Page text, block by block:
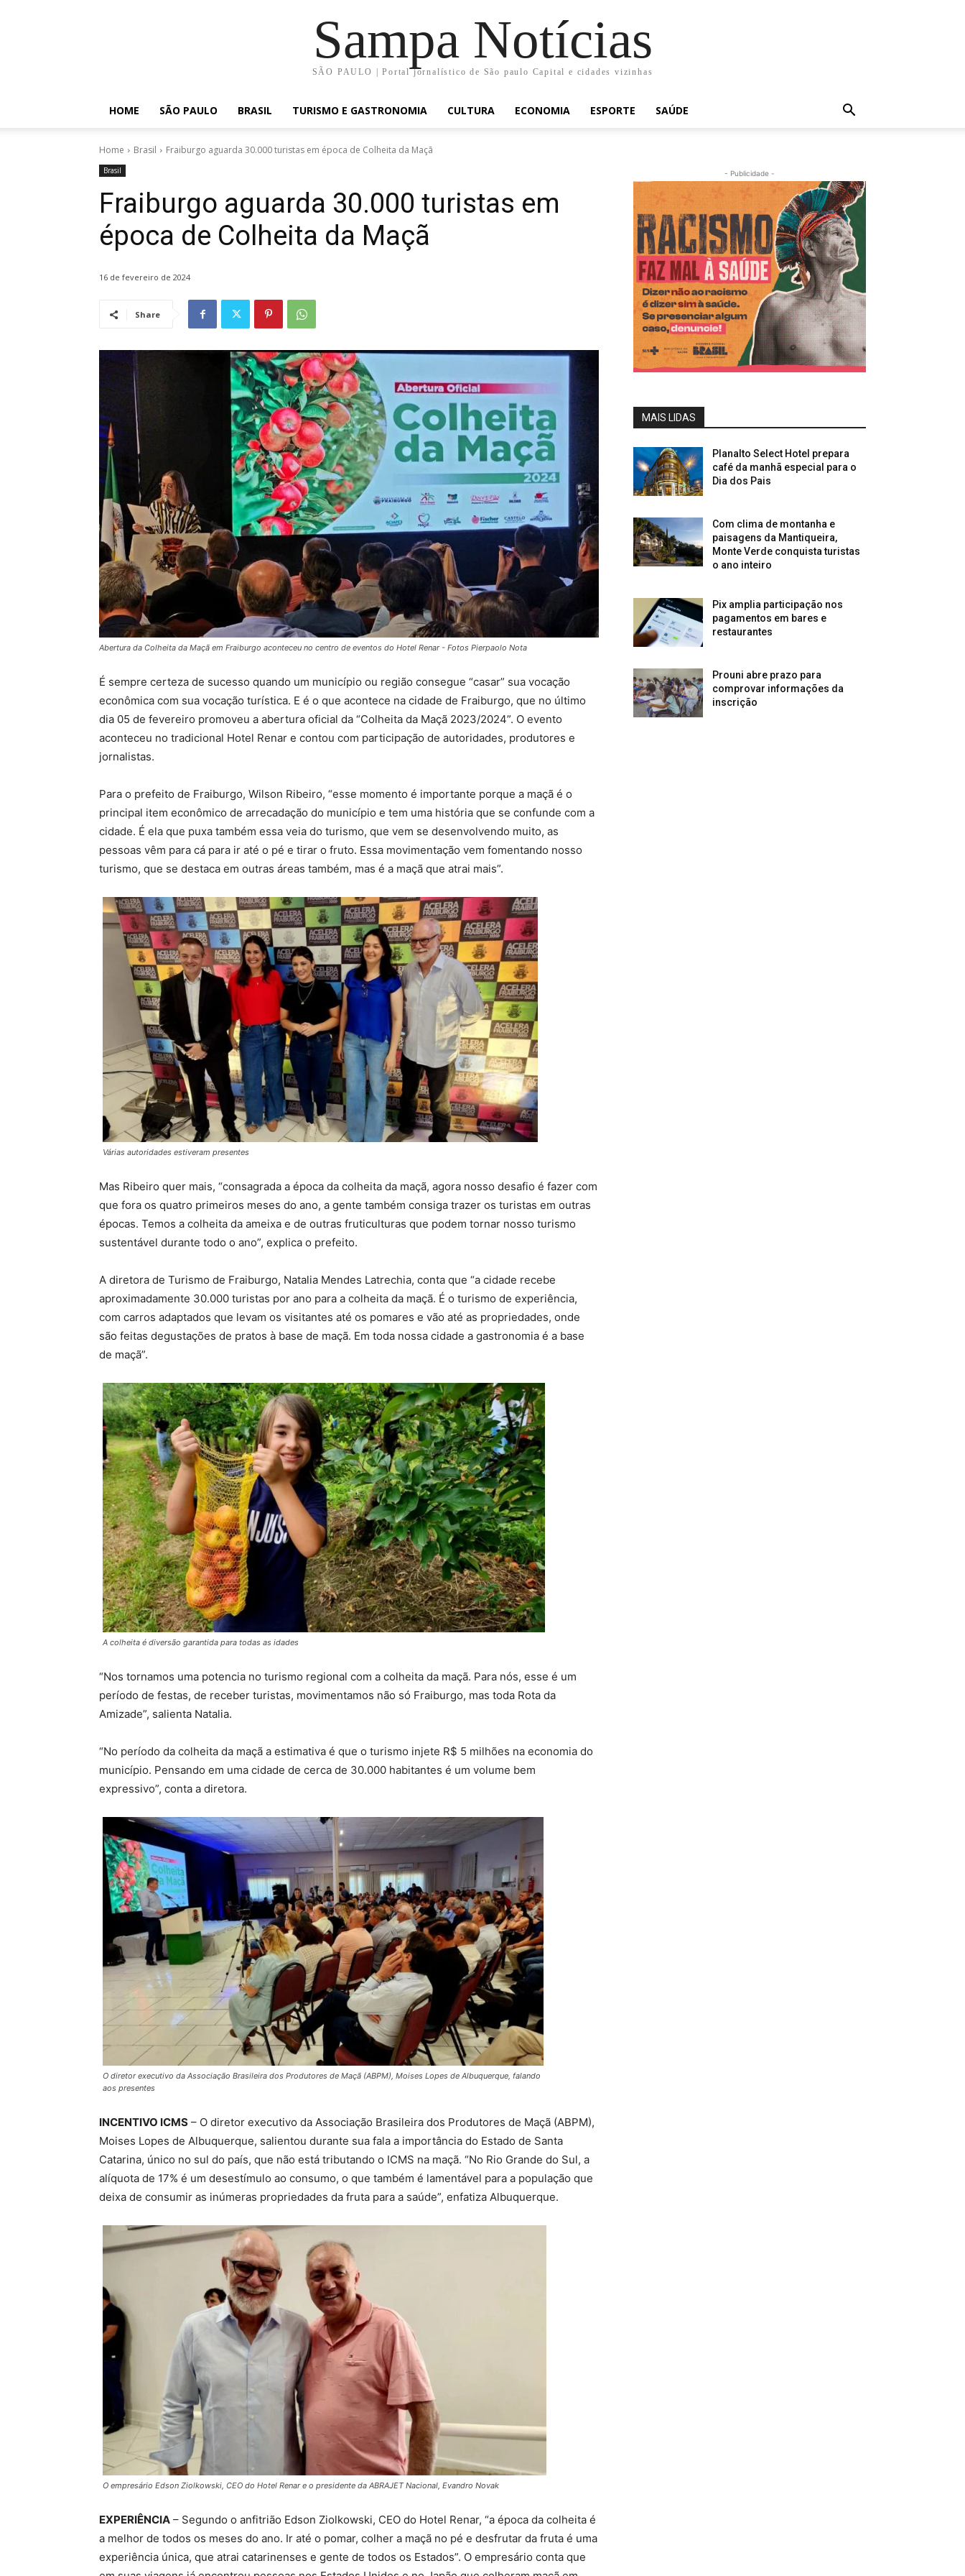
Sampa Notícias
SÃO PAULO | Portal jornalístico de São paulo Capital e cidades vizinhas
HOME SÃO PAULO BRASIL TURISMO E GASTRONOMIA CULTURA ECONOMIA ESPORTE SAÚDE
Home Brasil Fraiburgo aguarda 30.000 turistas em época de Colheita da Maçã
Brasil
Fraiburgo aguarda 30.000 turistas em
época de Colheita da Maçã
16 de fevereiro de 2024
Share
Abertura da Colheita da Maçã em Fraiburgo aconteceu no centro de eventos do Hotel Renar - Fotos Pierpaolo Nota
É sempre certeza de sucesso quando um município ou região consegue “casar” sua vocação
econômica com sua vocação turística. E é o que acontece na cidade de Fraiburgo, que no último
dia 05 de fevereiro promoveu a abertura oficial da “Colheita da Maçã 2023/2024”. O evento
aconteceu no tradicional Hotel Renar e contou com participação de autoridades, produtores e
jornalistas.
Para o prefeito de Fraiburgo, Wilson Ribeiro, “esse momento é importante porque a maçã é o
principal item econômico de arrecadação do município e tem uma história que se confunde com a
cidade. É ela que puxa também essa veia do turismo, que vem se desenvolvendo muito, as
pessoas vêm para cá para ir até o pé e tirar o fruto. Essa movimentação vem fomentando nosso
turismo, que se destaca em outras áreas também, mas é a maçã que atrai mais”.
Várias autoridades estiveram presentes
Mas Ribeiro quer mais, “consagrada a época da colheita da maçã, agora nosso desafio é fazer com
que fora os quatro primeiros meses do ano, a gente também consiga trazer os turistas em outras
épocas. Temos a colheita da ameixa e de outras fruticulturas que podem tornar nosso turismo
sustentável durante todo o ano”, explica o prefeito.
A diretora de Turismo de Fraiburgo, Natalia Mendes Latrechia, conta que “a cidade recebe
aproximadamente 30.000 turistas por ano para a colheita da maçã. É o turismo de experiência,
com carros adaptados que levam os visitantes até os pomares e vão até as propriedades, onde
são feitas degustações de pratos à base de maçã. Em toda nossa cidade a gastronomia é a base
de maçã”.
A colheita é diversão garantida para todas as idades
“Nos tornamos uma potencia no turismo regional com a colheita da maçã. Para nós, esse é um
período de festas, de receber turistas, movimentamos não só Fraiburgo, mas toda Rota da
Amizade”, salienta Natalia.
“No período da colheita da maçã a estimativa é que o turismo injete R$ 5 milhões na economia do
município. Pensando em uma cidade de cerca de 30.000 habitantes é um volume bem
expressivo”, conta a diretora.
O diretor executivo da Associação Brasileira dos Produtores de Maçã (ABPM), Moises Lopes de Albuquerque, falando
aos presentes
INCENTIVO ICMS – O diretor executivo da Associação Brasileira dos Produtores de Maçã (ABPM),
Moises Lopes de Albuquerque, salientou durante sua fala a importância do Estado de Santa
Catarina, único no sul do país, que não está tributando o ICMS na maçã. “No Rio Grande do Sul, a
alíquota de 17% é um desestímulo ao consumo, o que também é lamentável para a população que
deixa de consumir as inúmeras propriedades da fruta para a saúde”, enfatiza Albuquerque.
O empresário Edson Ziolkowski, CEO do Hotel Renar e o presidente da ABRAJET Nacional, Evandro Novak
EXPERIÊNCIA – Segundo o anfitrião Edson Ziolkowski, CEO do Hotel Renar, “a época da colheita é
a melhor de todos os meses do ano. Ir até o pomar, colher a maçã no pé e desfrutar da fruta é uma
experiência única, que atrai catarinenses e gente de todos os Estados”. O empresário conta que
- Publicidade -
MAIS LIDAS
Planalto Select Hotel prepara
café da manhã especial para o
Dia dos Pais
Com clima de montanha e
paisagens da Mantiqueira,
Monte Verde conquista turistas
o ano inteiro
Pix amplia participação nos
pagamentos em bares e
restaurantes
Prouni abre prazo para
comprovar informações da
inscrição